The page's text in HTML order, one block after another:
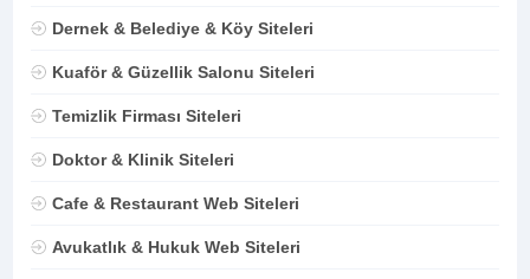
Dernek & Belediye & Köy Siteleri
Kuaför & Güzellik Salonu Siteleri
Temizlik Firması Siteleri
Doktor & Klinik Siteleri
Cafe & Restaurant Web Siteleri
Avukatlık & Hukuk Web Siteleri